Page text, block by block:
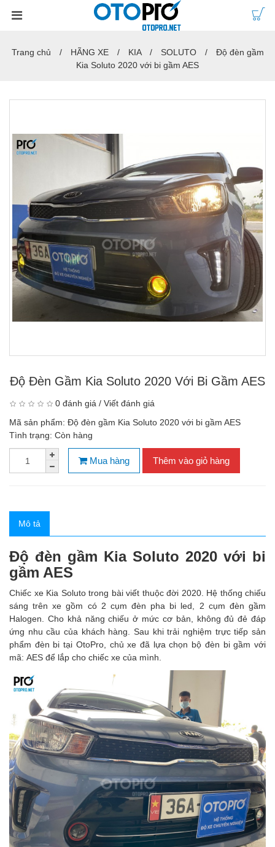
Trang chủ HÃNG XE KIA SOLUTO
Độ đèn gầm
Kia Soluto 2020 với bi gầm AES
Độ Đèn Gầm Kia Soluto 2020 Với Bi Gầm AES
0 đánh giá / Viết đánh giá
Mã sản phẩm: Độ đèn gầm Kia Soluto 2020 với bi gầm AES
Tình trạng: Còn hàng
Mua hàng Thêm vào giỏ hàng
Mô tả
Độ đèn gầm Kia Soluto 2020 với bi
gầm AES
Chiếc xe Kia Soluto trong bài viết thuộc đời 2020. Hệ thống chiếu
sáng trên xe gồm có 2 cụm đèn pha bi led, 2 cụm đèn gầm
Halogen. Cho khả năng chiếu ở mức cơ bản, không đủ đẻ đáp
ứng nhu cầu của khách hàng. Sau khi trải nghiệm trực tiếp sản
phẩm đèn bi tại OtoPro, chủ xe đã lựa chọn bộ đèn bi gầm với
mã: AES để lắp cho chiếc xe của mình.